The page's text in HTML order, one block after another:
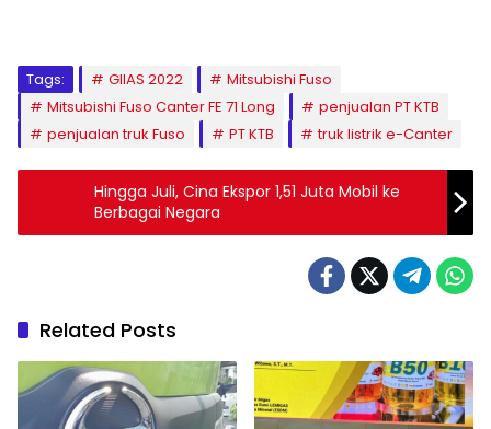
Tags: GIIAS 2022
Mitsubishi Fuso
Mitsubishi Fuso Canter FE 71 Long
penjualan PT KTB
penjualan truk Fuso
PT KTB truk listrik e-Canter
Hingga Juli, Cina Ekspor 1,51 Juta Mobil ke
Berbagai Negara
Related Posts